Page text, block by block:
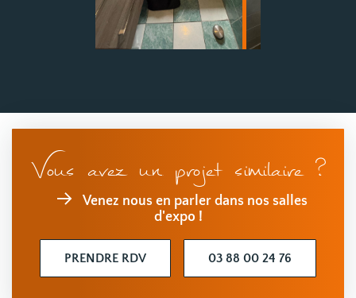
Vous avez un projet similaire ?
Venez nous en parler dans nos salles
d'expo !
PRENDRE RDV 03 88 00 24 76